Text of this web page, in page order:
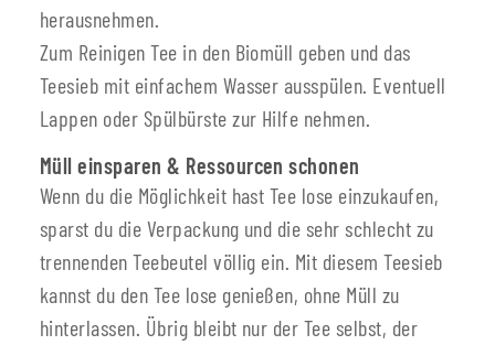
herausnehmen.
Zum Reinigen Tee in den Biomüll geben und das
Teesieb mit einfachem Wasser ausspülen. Eventuell
Lappen oder Spülbürste zur Hilfe nehmen.
Müll einsparen & Ressourcen schonen
Wenn du die Möglichkeit hast Tee lose einzukaufen,
sparst du die Verpackung und die sehr schlecht zu
trennenden Teebeutel völlig ein. Mit diesem Teesieb
kannst du den Tee lose genießen, ohne Müll zu
hinterlassen. Übrig bleibt nur der Tee selbst, der